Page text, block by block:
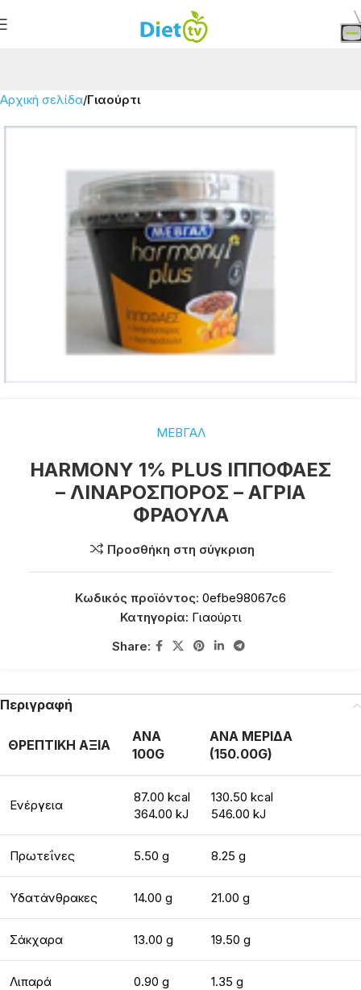
Αρχική σελίδα Γιαούρτι
ΜΕΒΓΑΛ
HARMONY 1% PLUS ΙΠΠΟΦΑΕΣ
– ΛΙΝΑΡΟΣΠΟΡΟΣ – ΑΓΡΙΑ
ΦΡΑΟΥΛΑ
Προσθήκη στη σύγκριση
Κωδικός προϊόντος: 0efbe98067c6
Κατηγορία: Γιαούρτι
Share:
Περιγραφή
ΘΡΕΠΤΙΚΗ ΑΞΙΑ
ΑΝΑ
100G
ΑΝΑ ΜΕΡΙΔΑ
(150.00G)
Ενέργεια
87.00 kcal
364.00 kJ
130.50 kcal
546.00 kJ
Πρωτεΐνες 5.50 g 8.25 g
Υδατάνθρακες 14.00 g 21.00 g
Σάκχαρα 13.00 g 19.50 g
Λιπαρά 0.90 g 1.35 g